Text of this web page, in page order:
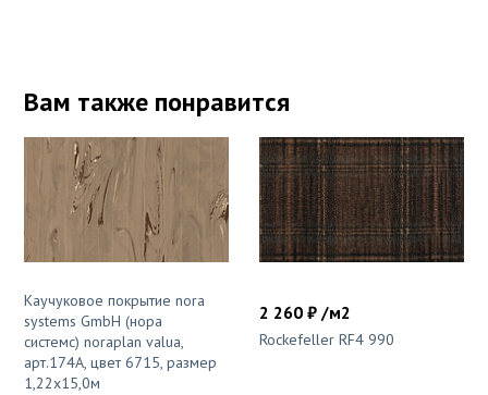
Вам также понравится
Каучуковое покрытие nora
systems GmbH (нора
системс) noraplan valua,
арт.174A, цвет 6715, размер
1,22х15,0м
2 260 ₽ /м2
Rockefeller RF4 990